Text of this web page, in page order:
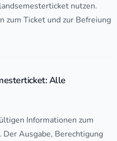
nutzen.
zum Ticket und zur Befreiung
Alle
Informationen zum
Ausgabe, Berechtigung